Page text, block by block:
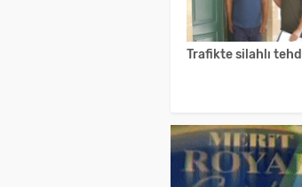
Trafikte silahlı